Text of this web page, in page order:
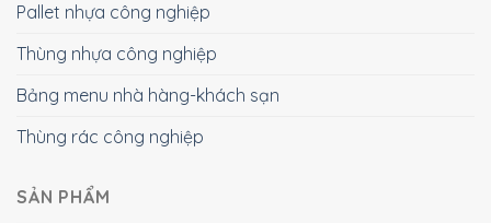
Pallet nhựa công nghiệp
Thùng nhựa công nghiệp
Bảng menu nhà hàng-khách sạn
Thùng rác công nghiệp
SẢN PHẨM